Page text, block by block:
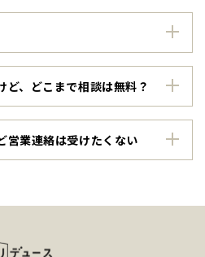
ど、どこまで相談は無料？
営業連絡は受けたくない